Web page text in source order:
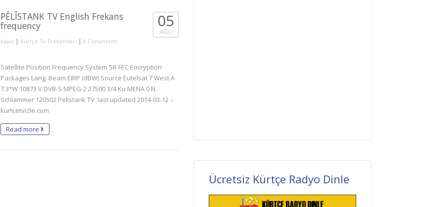
PÊLÎSTANK TV English Frekans
frequency
kawa | Kürtçe Tv Frekansları | 0 Comments
05
AĞU
Satellite Position Frequency System SR FEC Encryption
Packages Lang. Beam EIRP (dBW) Source Eutelsat 7 West A
7.3°W 10873 V DVB-S MPEG-2 27500 3/4 Ku MENA 0 N
Schlammer 120502 Pelistank TV last updated 2014-03-12 –
kurtcetvizle.com
Read more
Ücretsiz Kürtçe Radyo Dinle